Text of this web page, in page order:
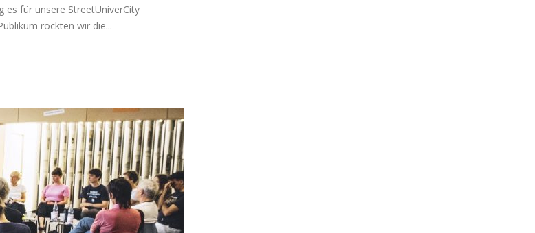
es für unsere StreetUniverCity
rockten wir die...